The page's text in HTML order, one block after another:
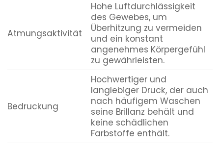
Atmungsaktivität
Hohe Luftdurchlässigkeit
des Gewebes, um
Überhitzung zu vermeiden
und ein konstant
angenehmes Körpergefühl
zu gewährleisten.
Bedruckung
Hochwertiger und
langlebiger Druck, der auch
nach häufigem Waschen
seine Brillanz behält und
keine schädlichen
Farbstoffe enthält.